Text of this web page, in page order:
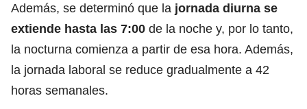
Además, se determinó que la jornada diurna se
extiende hasta las 7:00 de la noche y, por lo tanto,
la nocturna comienza a partir de esa hora. Además,
la jornada laboral se reduce gradualmente a 42
horas semanales.